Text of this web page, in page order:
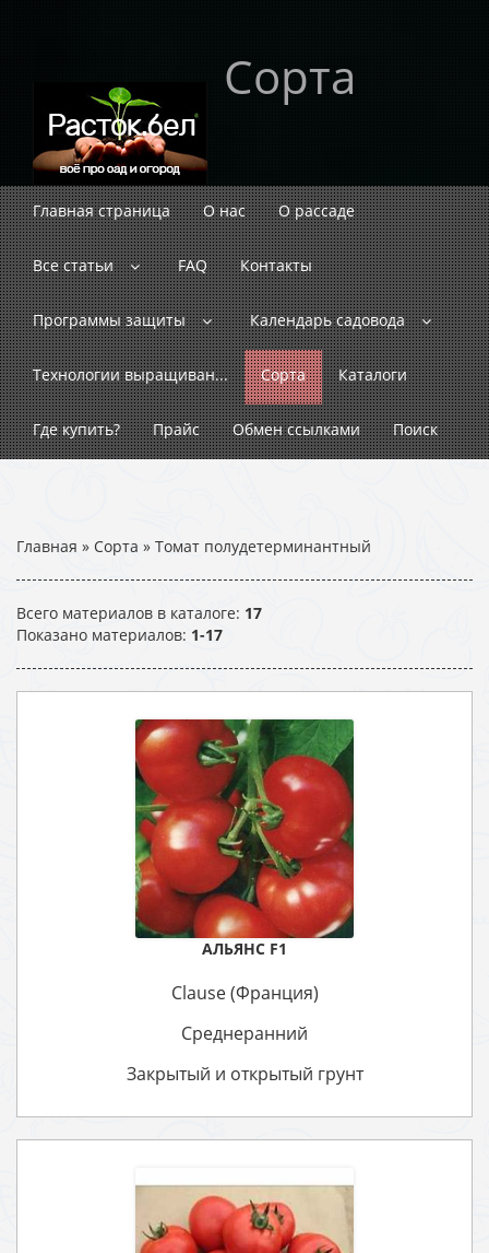
Сорта
Главная страница О нас О рассаде
Все статьи FAQ Контакты
Программы защиты Календарь садовода
Технологии выращиван... Сорта Каталоги
Где купить? Прайс Обмен ссылками Поиск
Главная » Сорта » Томат полудетерминантный
Всего материалов в каталоге: 17
Показано материалов: 1-17
АЛЬЯНС F1
Clause (Франция)
Среднеранний
Закрытый и открытый грунт